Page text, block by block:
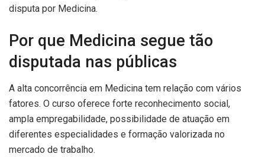
disputa por Medicina.
Por que Medicina segue tão
disputada nas públicas
A alta concorrência em Medicina tem relação com vários
fatores. O curso oferece forte reconhecimento social,
ampla empregabilidade, possibilidade de atuação em
diferentes especialidades e formação valorizada no
mercado de trabalho.